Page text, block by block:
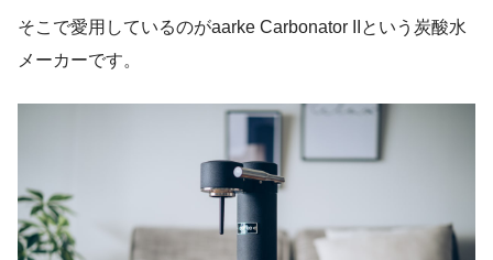
そこで愛用しているのがaarke Carbonator IIという炭酸水
メーカーです。